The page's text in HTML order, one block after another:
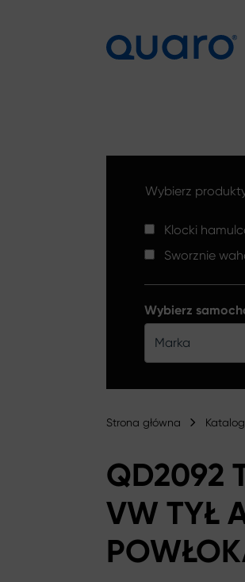
Wybierz
Klocki
Sworznie
Wybierz
Marka
Strona główna Katalog
QD2092
VW TYŁ